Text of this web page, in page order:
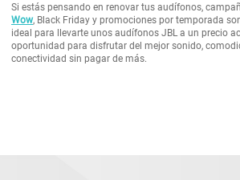
Si estás pensando en renovar tus audífonos,
Wow, Black Friday y promociones por temporada
ideal para llevarte unos audífonos JBL a un precio
oportunidad para disfrutar del mejor sonido,
conectividad sin pagar de más.